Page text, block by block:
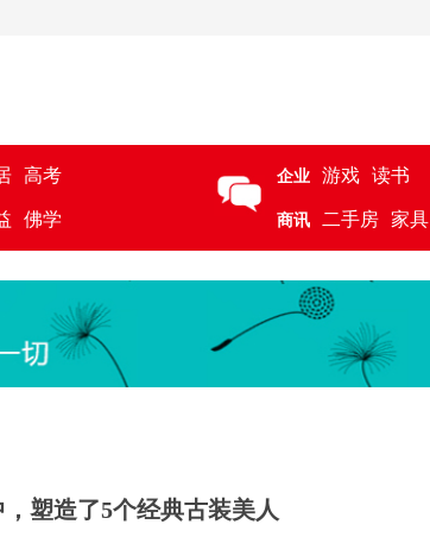
高考
佛学
企业 游戏 读书
商讯 二手房 家具
塑造了5个经典古装美人